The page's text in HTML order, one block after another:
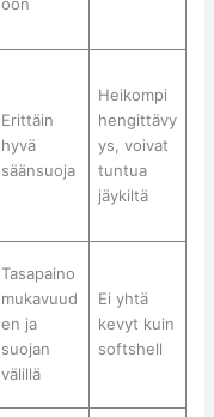
öön
Erittäin
hyvä
säänsuoja
Heikompi
hengittävy
ys, voivat
tuntua
jäykiltä
Tasapaino
mukavuud
en ja
suojan
välillä
Ei yhtä
kevyt kuin
softshell